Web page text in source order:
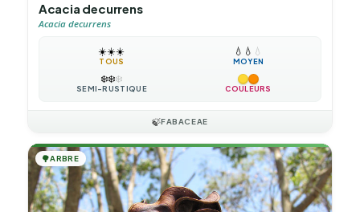
Acacia decurrens
Acacia decurrens
☀️☀️☀️
TOUS
💧 💧 💧
MOYEN
❄️❄️❄️
SEMI-RUSTIQUE COULEURS
🍃FABACEAE
🌳ARBRE